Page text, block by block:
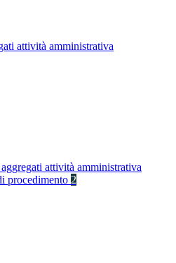
attività amministrativa
attività amministrativa
procedimento 2